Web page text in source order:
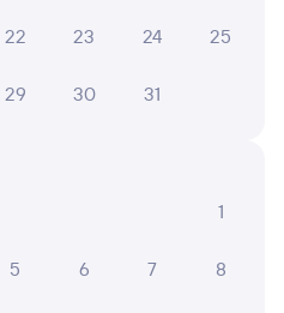
составляет 2 633 рубля.
Новосибирск — Абакан
2 633 рубля.
22 23 24 25
29 30 31
1
5 6 7 8